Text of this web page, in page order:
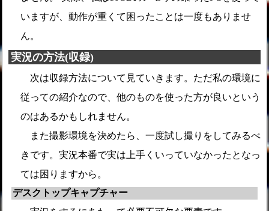
いますが、動作が重くて困ったことは一度もありませ
ん。
実況の方法(収録)
次は収録方法について見ていきます。ただ私の環境に
従っての紹介なので、他のものを使った方が良いという
のはあるかもしれません。
また撮影環境を決めたら、一度試し撮りをしてみるべ
きです。実況本番で実は上手くいっていなかったとなっ
ては困りますから。
デスクトップキャプチャー